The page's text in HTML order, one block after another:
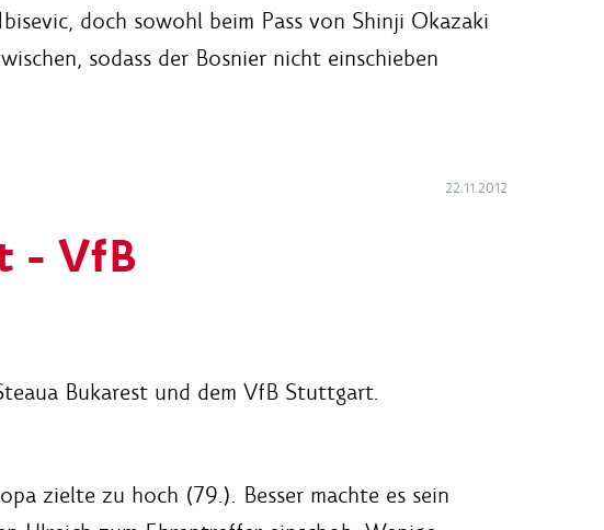
doch sowohl beim Pass von Shinji Okazaki
sodass der Bosnier nicht einschieben
22.11.2012
- VfB
Bukarest und dem VfB Stuttgart.
zielte zu hoch (79.). Besser machte es sein